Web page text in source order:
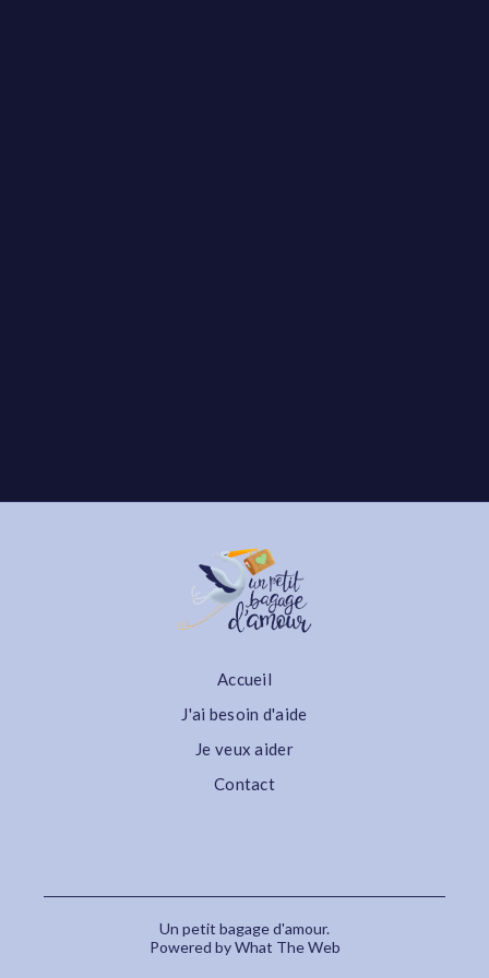
Accueil
J'ai besoin d'aide
Je veux aider
Contact
Un petit bagage d'amour.
Powered by What The Web